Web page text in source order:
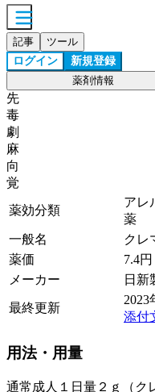
記事 ツール
ログイン 新規登録
薬剤情報
先
毒
劇
麻
向
覚
薬効分類
アレ
薬
一般名
クレ
薬価
7.4円
メーカー
日新
最終更新
2023
添付
用法・用量
通常成人１日量２ｇ（ク